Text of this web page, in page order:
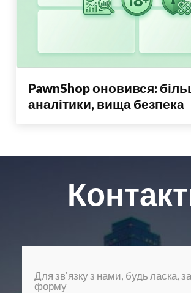
PawnShop оновився:
аналітики, вища безпека
Для зв'язку з нами, будь ласка,
форму